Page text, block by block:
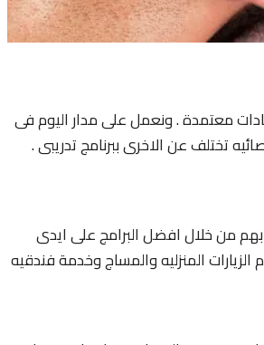
معتمدة . ونعمل على مدار اليوم فى
تختلف عن الاخرى ببرنامج تدريبى .
بهم من خلال افضل البرامج على ايدى
المنزليه والمساج وخدمة فندقيه